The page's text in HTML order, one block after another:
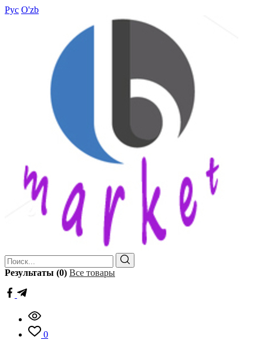
Рус O'zb
Результаты (0) Все товары
0